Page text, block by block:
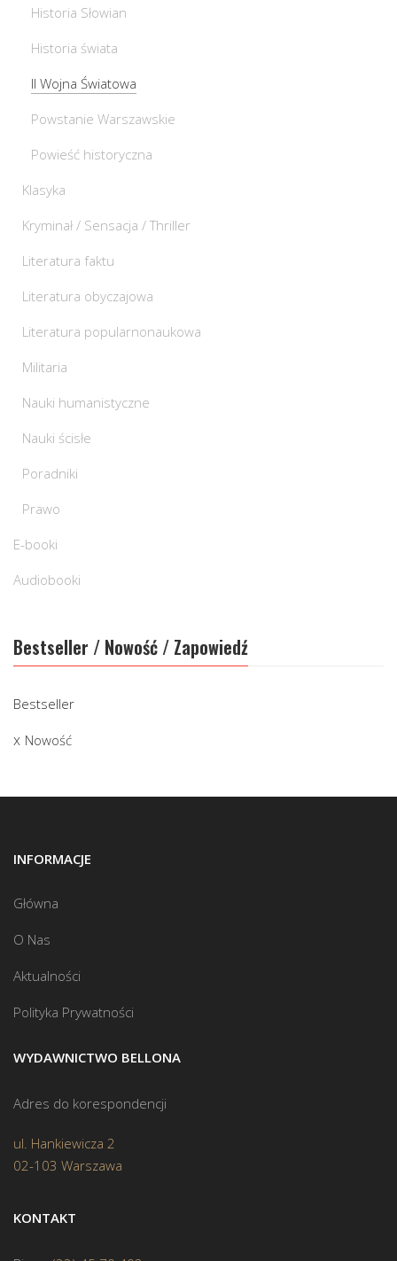
Historia Słowian
Historia świata
II Wojna Światowa
Powstanie Warszawskie
Powieść historyczna
Klasyka
Kryminał / Sensacja / Thriller
Literatura faktu
Literatura obyczajowa
Literatura popularnonaukowa
Militaria
Nauki humanistyczne
Nauki ścisłe
Poradniki
Prawo
E-booki
Audiobooki
Bestseller / Nowość / Zapowiedź
Bestseller
Nowość
INFORMACJE
Główna
O Nas
Aktualności
Polityka Prywatności
WYDAWNICTWO BELLONA
Adres do korespondencji
ul. Hankiewicza 2
02-103 Warszawa
KONTAKT